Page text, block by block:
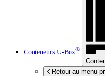
Conteneurs U-Box®
Retour au menu